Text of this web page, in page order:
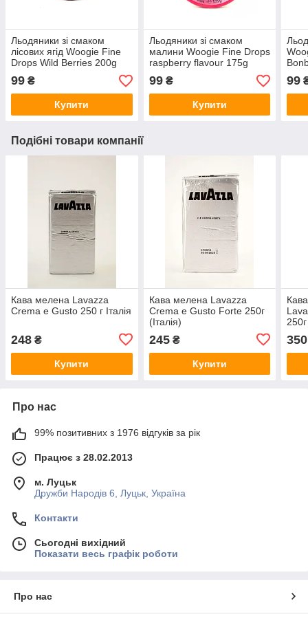
Льодяники зі смаком
лісових ягід Woogie Fine
Drops Wild Berries 200g
(Австрія)
99 ₴
Купити
Льодяники зі смаком
малини Woogie Fine Drops
raspberry flavour 175g
(Австрія)
99₴
Купити
99
Подібні товари компанії
Кава мелена Lavazza
Crema e Gusto 250 г Італія
248 ₴
Купити
Кава мелена Lavazza
Crema e Gusto Forte 250г
(Італія)
245₴
Купити
250г
350
Про нас
99% позитивних з 1976 відгуків за рік
Працює з 28.02.2013
м. Луцьк
Дружби Народів 6, Луцьк, Україна
Контакти
Сьогодні вихідний
Показати весь графік роботи
Про нас